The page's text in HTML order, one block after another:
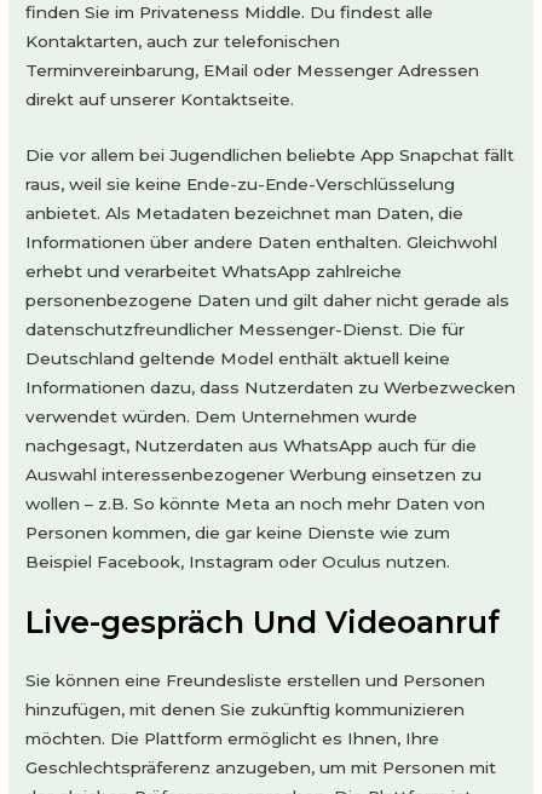
finden Sie im Privateness Middle. Du findest alle
Kontaktarten, auch zur telefonischen
Terminvereinbarung, EMail oder Messenger Adressen
direkt auf unserer Kontaktseite.
Die vor allem bei Jugendlichen beliebte App Snapchat fällt
raus, weil sie keine Ende-zu-Ende-Verschlüsselung
anbietet. Als Metadaten bezeichnet man Daten, die
Informationen über andere Daten enthalten. Gleichwohl
erhebt und verarbeitet WhatsApp zahlreiche
personenbezogene Daten und gilt daher nicht gerade als
datenschutzfreundlicher Messenger-Dienst. Die für
Deutschland geltende Model enthält aktuell keine
Informationen dazu, dass Nutzerdaten zu Werbezwecken
verwendet würden. Dem Unternehmen wurde
nachgesagt, Nutzerdaten aus WhatsApp auch für die
Auswahl interessenbezogener Werbung einsetzen zu
wollen – z.B. So könnte Meta an noch mehr Daten von
Personen kommen, die gar keine Dienste wie zum
Beispiel Facebook, Instagram oder Oculus nutzen.
Live-gespräch Und Videoanruf
Sie können eine Freundesliste erstellen und Personen
hinzufügen, mit denen Sie zukünftig kommunizieren
möchten. Die Plattform ermöglicht es Ihnen, Ihre
Geschlechtspräferenz anzugeben, um mit Personen mit